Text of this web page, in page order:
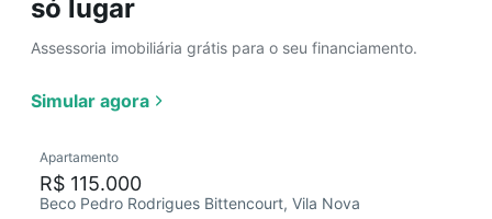
só lugar
Assessoria imobiliária grátis para o seu financiamento.
Simular agora
Apartamento
R$ 115.000
Beco Pedro Rodrigues Bittencourt, Vila Nova